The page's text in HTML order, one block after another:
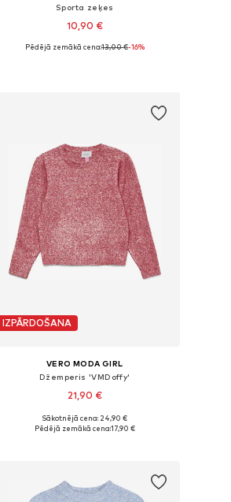
Sporta zeķes
10,90 €
Pieejams daudzos izmēros
Pēdējā zemākā cena:13,00 €-16%
IZPĀRDOŠANA
VERO MODA GIRL
Džemperis 'VMDoffy'
21,90 €
Pieejamie izmēri: 134-140, 146-152, 158-164
Sākotnējā cena: 24,90 €
Pēdējā zemākā cena:17,90 €